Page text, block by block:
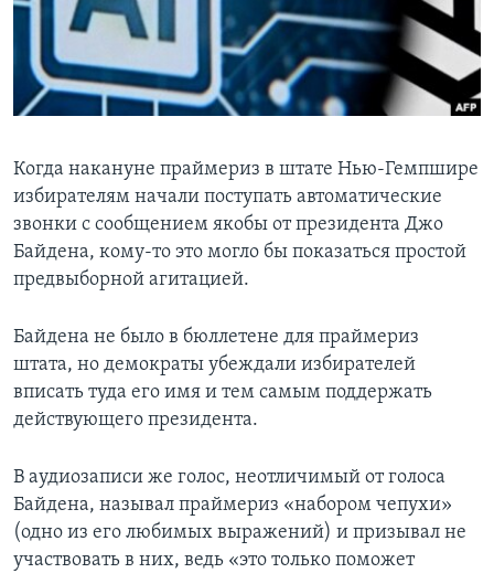
Learning English
СОЦИАЛЬНЫЕ СЕТИ
Языки
Когда накануне праймериз в штате Нью-Гемпшире
избирателям начали поступать автоматические
звонки с сообщением якобы от президента Джо
Байдена, кому-то это могло бы показаться простой
предвыборной агитацией.
Байдена не было в бюллетене для праймериз
штата, но демократы убеждали избирателей
вписать туда его имя и тем самым поддержать
действующего президента.
В аудиозаписи же голос, неотличимый от голоса
Байдена, называл праймериз «набором чепухи»
(одно из его любимых выражений) и призывал не
участвовать в них, ведь «это только поможет